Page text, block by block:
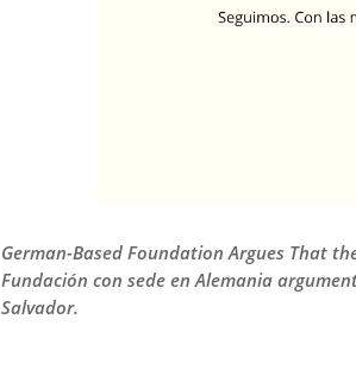
German-Based Foundation Argues That
Fundación con sede en Alemania
Salvador.